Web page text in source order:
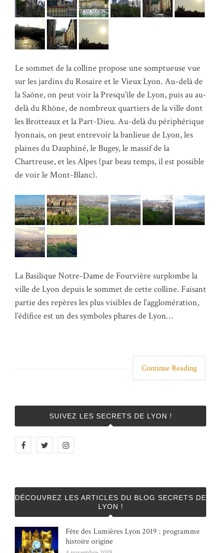
Le sommet de la colline propose une somptueuse vue
sur les jardins du Rosaire et le Vieux Lyon. Au-delà de
la Saône, on peut voir la Presqu’île de Lyon, puis au au-
delà du Rhône, de nombreux quartiers de la ville dont
les Brotteaux et la Part-Dieu. Au-delà du périphérique
lyonnais, on peut entrevoir la banlieue de Lyon, les
plaines du Dauphiné, le Bugey, le massif de la
Chartreuse, et les Alpes (par beau temps, il est possible
de voir le Mont-Blanc).
La Basilique Notre-Dame de Fourvière surplombe la
ville de Lyon depuis le sommet de cette colline. Faisant
partie des repères les plus visibles de l’agglomération,
l’édifice est un des symboles phares de Lyon…
Continue Reading
SUIVEZ LES SECRETS DE LYON !
DÉCOUVREZ LES ARTICLES DU BLOG SECRETS DE
LYON !
Fête des Lumières Lyon 2019 : programme
histoire origine